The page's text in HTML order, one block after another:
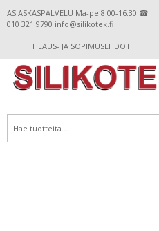
ASIASKASPALVELU Ma-pe 8.00-16.30 ☎
010 321 9790 info@silikotek.fi
TILAUS- JA SOPIMUSEHDOT